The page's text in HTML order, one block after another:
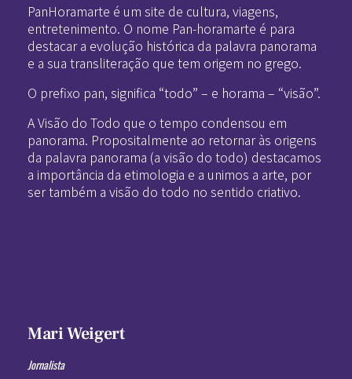
PanHoramarte é um site de cultura, viagens,
entretenimento. O nome Pan-horamarte é para
destacar a evolução histórica da palavra panorama
e a sua transliteração que tem origem no grego.
O prefixo pan, significa “todo” – e horama – “visão”.
A Visão do Todo que o tempo condensou em
panorama. Propositalmente ao retornar às origens
da palavra panorama (a visão do todo) destacamos
a importância da etimologia e a unimos a arte, por
ser também a visão do todo no sentido criativo.
Mari Weigert
Jornalista